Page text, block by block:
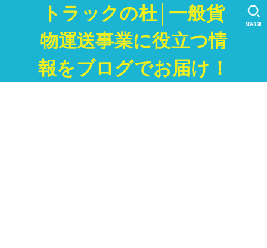
トラックの杜│一般貨
物運送事業に役立つ情
報をブログでお届け！
SEARCH